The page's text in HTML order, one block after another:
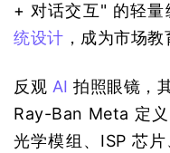
+ 对话交互" 的轻量
统设计 ，成为市场教
反观 AI 拍照眼镜，
Ray-Ban Meta 定
光学模组、ISP 芯